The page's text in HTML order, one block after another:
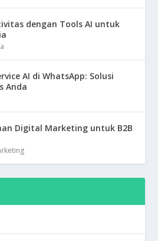
dengan Tools AI untuk
AI di WhatsApp: Solusi
Anda
Digital Marketing untuk B2B